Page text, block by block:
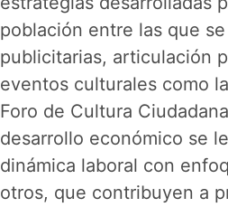
población entre las que
publicitarias, articulación
eventos culturales como
Foro de Cultura
desarrollo económico se
dinámica laboral con
otros, que contribuyen a